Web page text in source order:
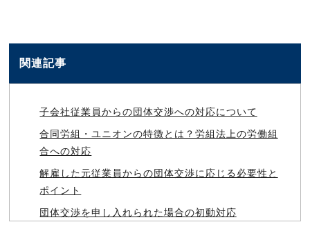
関連記事
子会社従業員からの団体交渉への対応について
合同労組・ユニオンの特徴とは？労組法上の労働組
合への対応
解雇した元従業員からの団体交渉に応じる必要性と
ポイント
団体交渉を申し入れられた場合の初動対応